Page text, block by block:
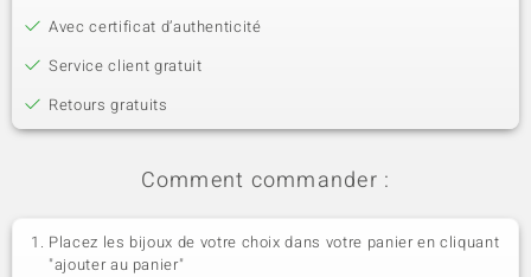
Avec certificat d’authenticité
Service client gratuit
Retours gratuits
Comment commander :
Placez les bijoux de votre choix dans votre panier en cliquant
"ajouter au panier"